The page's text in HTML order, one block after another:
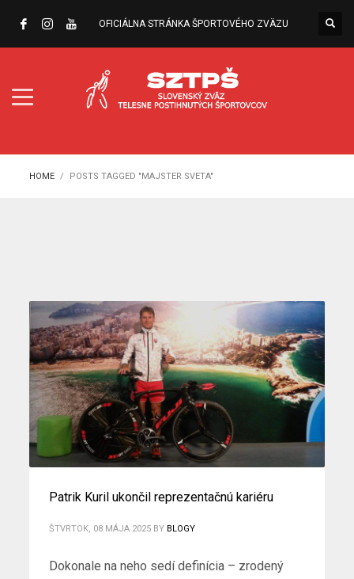
OFICIÁLNA STRÁNKA ŠPORTOVÉHO ZVÄZU
HOME POSTS TAGGED "MAJSTER SVETA"
Patrik Kuril ukončil reprezentačnú kariéru
ŠTVRTOK, 08 MÁJA 2025 BY BLOGY
Dokonale na neho sedí definícia – zrodený